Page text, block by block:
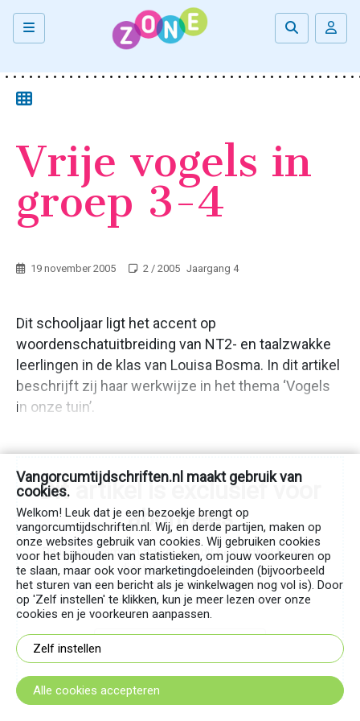
Vrije vogels in
groep 3-4
19 november 2005 2 / 2005 Jaargang 4
Dit schooljaar ligt het accent op
woordenschatuitbreiding van NT2- en taalzwakke
leerlingen in de klas van Louisa Bosma. In dit artikel
beschrijft zij haar werkwijze in het thema ‘Vogels
in onze tuin’.
Dit artikel is exclusief voor
abonnees
Dit is een premium artikel, om dit hele artikel te lezen
dient uingelogdte zijn.
Heeft u nog geen abonnement bekijk onze
abonnementen via onderstaande knop
artikelen
Redactioneel
Recensies
Boeken
spellen
Theorie
&
praktijk
Werk
in
Beeldverhaal
Column
De
Reeks
Kwaliteit
Schuurpapier
Van
binnen
naar
buiten
Kijkje
in
de
Vangorcumtijdschriften.nl maakt gebruik van
cookies.
Welkom! Leuk dat je een bezoekje brengt op
vangorcumtijdschriften.nl. Wij, en derde partijen, maken op
onze websites gebruik van cookies. Wij gebruiken cookies
voor het bijhouden van statistieken, om jouw voorkeuren op
te slaan, maar ook voor marketingdoeleinden (bijvoorbeeld
het sturen van een bericht als je winkelwagen nog vol is). Door
op 'Zelf instellen' te klikken, kun je meer lezen over onze
cookies en je voorkeuren aanpassen.
Zelf instellen
Alle cookies accepteren